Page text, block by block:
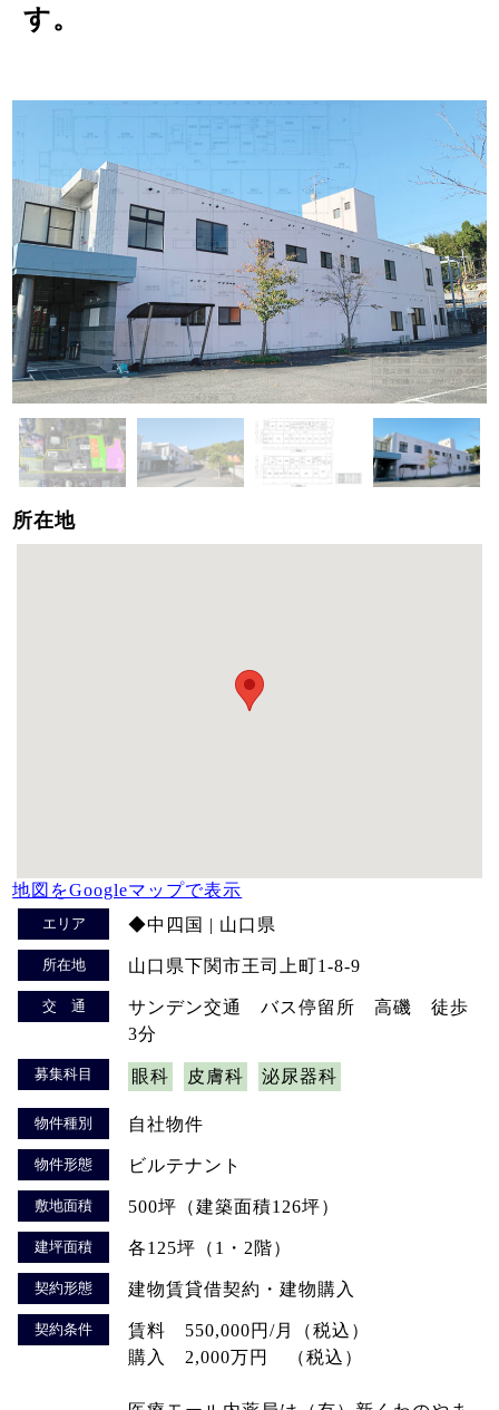
す。
所在地
地図をGoogleマップで表示
エリア ◆中四国 | 山口県
所在地 山口県下関市王司上町1-8-9
交 通
サンデン交通 バス停留所 高磯 徒歩
3分
募集科目 眼科 皮膚科 泌尿器科
物件種別 自社物件
物件形態 ビルテナント
敷地面積 500坪（建築面積126坪）
建坪面積 各125坪（1・2階）
契約形態 建物賃貸借契約・建物購入
契約条件
賃料 550,000円/月（税込）
購入 2,000万円 （税込）